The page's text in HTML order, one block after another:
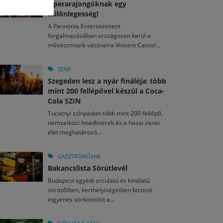
2026. JÚL. 15.
nézők 10 kedvenc filmje 2026 első félévében
án hozzánk is megérkezik a Rocktábor
2026. JÚL. 30.
el a gyereket!
a jubileumi Művészetek Völgye – még öt
kulturális ünnep
egy mese: 30 napos mesekihívást indít a Libri
2026. MÁJ. 11.
Operarajongóknak egy
különlegesség!
A Pannónia Entertainment
forgalmazásában országosan kerül a
művészmozik vásznaira Vincent Cassel...
ZENE
Szegeden lesz a nyár fináléja: több
mint 200 fellépővel készül a Coca-
Cola SZIN
Tucatnyi színpadon több mint 200 fellépő,
nemzetközi headlinerek és a hazai zenei
élet meghatározó...
GASZTRONÓMIA
Bakancslista Sörútlevél
Budapest egyedi arculatú és kínálatú
sörözőiben, kerthelyiségeiben biztosít
ingyenes sörkóstolót a...